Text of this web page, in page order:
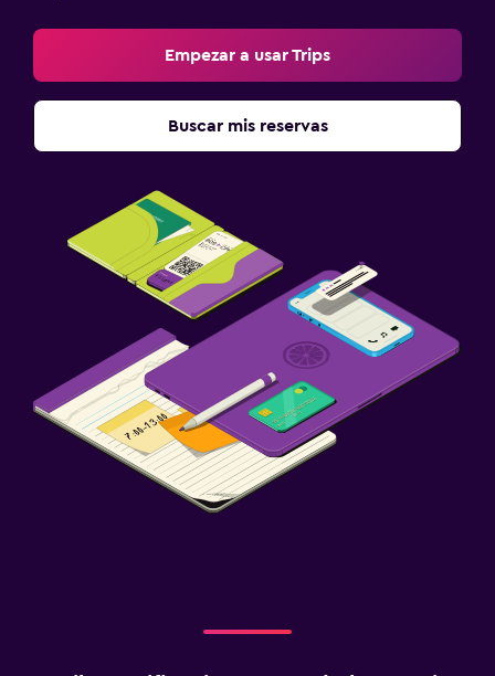
Empezar a usar Trips
Buscar mis reservas